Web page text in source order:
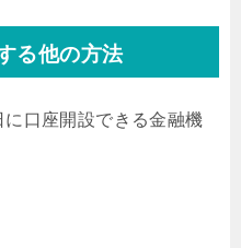
る他の方法
口座開設できる金融機